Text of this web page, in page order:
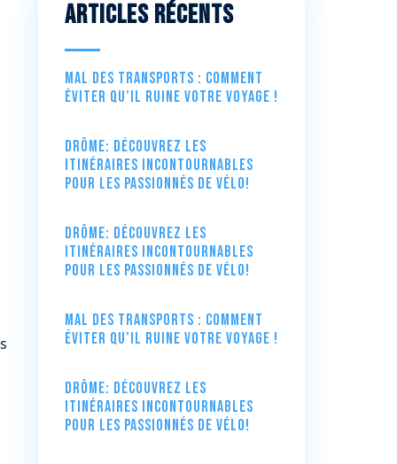
Articles récents
Mal des transports : comment
éviter qu’il ruine votre voyage !
Drôme: Découvrez les
itinéraires incontournables
pour les passionnés de vélo!
Drôme: Découvrez les
itinéraires incontournables
pour les passionnés de vélo!
Mal des transports : comment
éviter qu’il ruine votre voyage !
Drôme: Découvrez les
itinéraires incontournables
pour les passionnés de vélo!